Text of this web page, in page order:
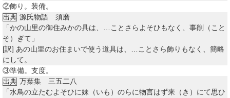
②飾り。装備。
出典 源氏物語 須磨
「かの山里の御住みかの具は、…ことさらよそひもなく、事削（こと
そ）ぎて」
[訳] あの山里のお住まいで使う道具は、…ことさら飾りもなく、簡略
にして。
③準備。支度。
出典 万葉集 三五二八
「水鳥の立たむよそひに妹（いも）のらに物言はず来（き）にて思ひ